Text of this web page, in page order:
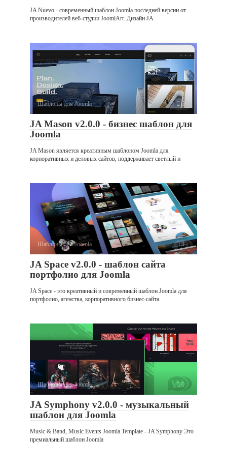
JA Nuevo - современный шаблон Joomla последней версии от
производителей веб-студии JoomlArt. Дизайн JA
Шаблоны для Joomla 0
JA Mason v2.0.0 - бизнес шаблон для
Joomla
JA Mason является креативным шаблоном Joomla для
корпоративных и деловых сайтов, поддерживает светлый и
Шаблоны для Joomla 0
JA Space v2.0.0 - шаблон сайта
портфолио для Joomla
JA Space - это креативный и современный шаблон Joomla для
портфолио, агенства, корпоративного бизнес-сайта
Шаблоны для Joomla 0
JA Symphony v2.0.0 - музыкальный
шаблон для Joomla
Music & Band, Music Events Joomla Template - JA Symphony Это
премиальный шаблон Joomla